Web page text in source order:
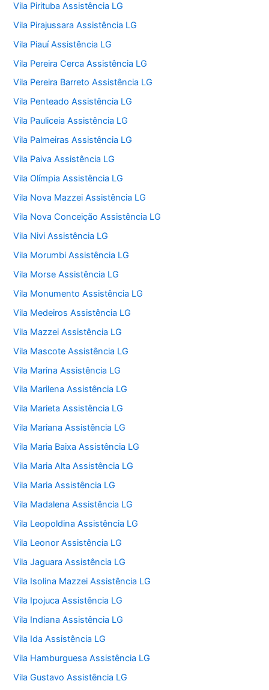
Vila Pirituba Assistência LG
Vila Pirajussara Assistência LG
Vila Piauí Assistência LG
Vila Pereira Cerca Assistência LG
Vila Pereira Barreto Assistência LG
Vila Penteado Assistência LG
Vila Pauliceia Assistência LG
Vila Palmeiras Assistência LG
Vila Paiva Assistência LG
Vila Olímpia Assistência LG
Vila Nova Mazzei Assistência LG
Vila Nova Conceição Assistência LG
Vila Nivi Assistência LG
Vila Morumbi Assistência LG
Vila Morse Assistência LG
Vila Monumento Assistência LG
Vila Medeiros Assistência LG
Vila Mazzei Assistência LG
Vila Mascote Assistência LG
Vila Marina Assistência LG
Vila Marilena Assistência LG
Vila Marieta Assistência LG
Vila Mariana Assistência LG
Vila Maria Baixa Assistência LG
Vila Maria Alta Assistência LG
Vila Maria Assistência LG
Vila Madalena Assistência LG
Vila Leopoldina Assistência LG
Vila Leonor Assistência LG
Vila Jaguara Assistência LG
Vila Isolina Mazzei Assistência LG
Vila Ipojuca Assistência LG
Vila Indiana Assistência LG
Vila Ida Assistência LG
Vila Hamburguesa Assistência LG
Vila Gustavo Assistência LG